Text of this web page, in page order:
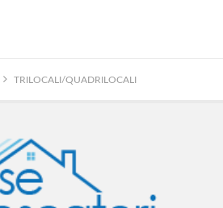
TRILOCALI/QUADRILOCALI